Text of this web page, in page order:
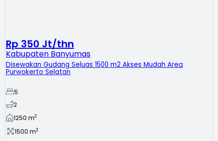
Rp 350 Jt/thn
Kabupaten Banyumas
Disewakan Gudang Seluas 1500 m2 Akses Mudah Area
Purwokerto Selatan
5
2
1250 m2
1500 m2